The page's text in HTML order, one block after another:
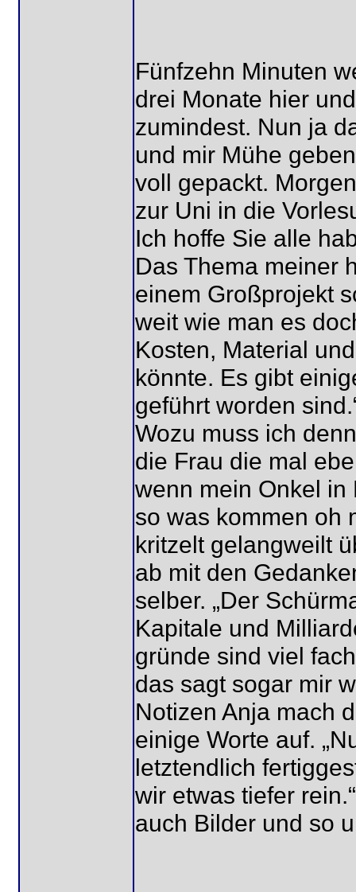
Fünfzehn Minuten
drei Monate hier
zumindest. Nun ja
und mir Mühe
voll gepackt.
zur Uni in die
Ich hoffe Sie alle
Das Thema meiner
einem Großprojekt
weit wie man es
Kosten, Material
könnte. Es gibt
geführt worden
Wozu muss ich
die Frau die mal
wenn mein Onkel
so was kommen oh
kritzelt gelangweilt
ab mit den
selber. „Der
Kapitale und
gründe sind viel
das sagt sogar mir
Notizen Anja mach
einige Worte auf.
letztendlich
wir etwas tiefer
auch Bilder und so